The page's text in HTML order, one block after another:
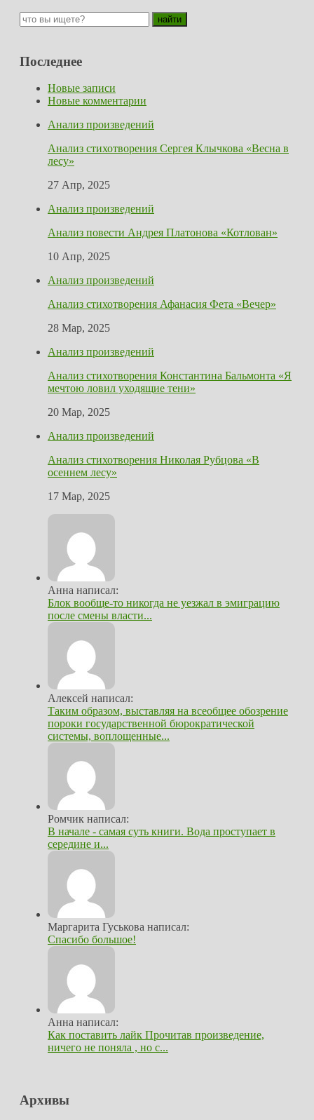
Последнее
Новые записи
Новые комментарии
Анализ произведений
Анализ стихотворения Сергея Клычкова «Весна в
лесу»
27 Апр, 2025
Анализ произведений
Анализ повести Андрея Платонова «Котлован»
10 Апр, 2025
Анализ произведений
Анализ стихотворения Афанасия Фета «Вечер»
28 Мар, 2025
Анализ произведений
Анализ стихотворения Константина Бальмонта «Я
мечтою ловил уходящие тени»
20 Мар, 2025
Анализ произведений
Анализ стихотворения Николая Рубцова «В
осеннем лесу»
17 Мар, 2025
Анна написал:
Блок вообще-то никогда не уезжал в эмиграцию
после смены власти...
Алексей написал:
Таким образом, выставляя на всеобщее обозрение
пороки государственной бюрократической
системы, воплощенные...
Ромчик написал:
В начале - самая суть книги. Вода проступает в
середине и...
Маргарита Гуськова написал:
Спасибо большое!
Анна написал:
Как поставить лайк Прочитав произведение,
ничего не поняла , но с...
Архивы